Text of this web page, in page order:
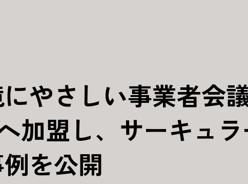
にやさしい事業者会
へ加盟し、サーキュ
を公開